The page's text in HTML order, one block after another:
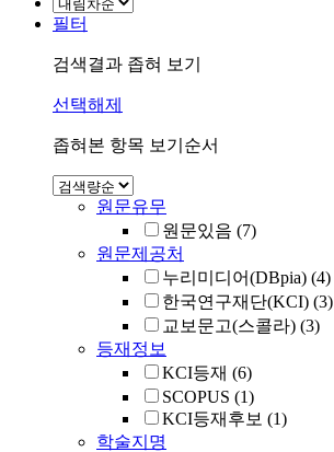
필터
검색결과 좁혀 보기
선택해제
좁혀본 항목 보기순서
원문유무
원문있음 (7)
원문제공처
누리미디어(DBpia) (4)
한국연구재단(KCI) (3)
교보문고(스콜라) (3)
등재정보
KCI등재 (6)
SCOPUS (1)
KCI등재후보 (1)
학술지명